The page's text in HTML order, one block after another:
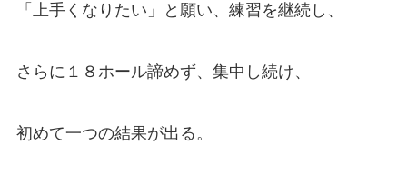
「上手くなりたい」と願い、練習を継続し、
さらに１８ホール諦めず、集中し続け、
初めて一つの結果が出る。